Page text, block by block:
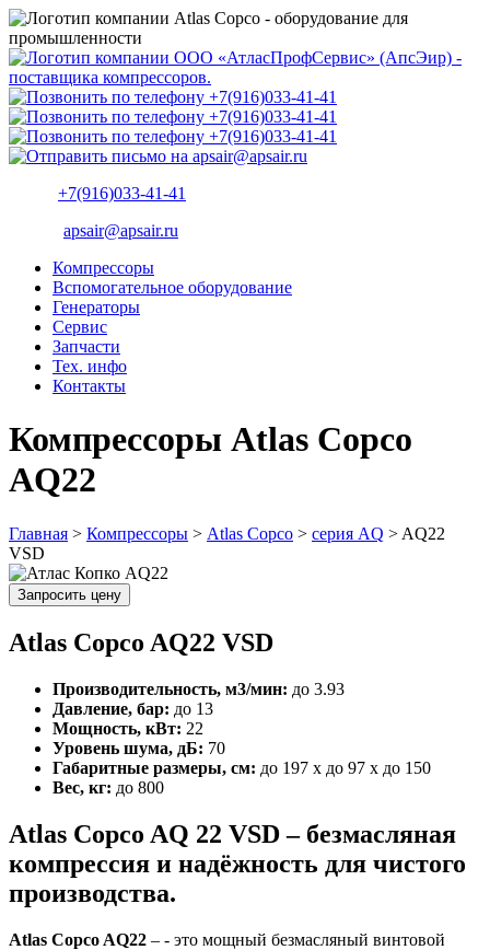
+7(916)033-41-41
apsair@apsair.ru
Компрессоры
Вспомогательное оборудование
Генераторы
Сервис
Запчасти
Тех. инфо
Контакты
Компрессоры Atlas Copco
AQ22
Главная > Компрессоры > Atlas Copco > серия AQ > AQ22
VSD
Запросить цену
Atlas Copco AQ22 VSD
Производительность, м3/мин: до 3.93
Давление, бар: до 13
Мощность, кВт: 22
Уровень шума, дБ: 70
Габаритные размеры, см: до 197 x до 97 x до 150
Вес, кг: до 800
Atlas Copco AQ 22 VSD – безмасляная
компрессия и надёжность для чистого
производства.
Atlas Copco AQ22 – - это мощный безмасляный винтовой